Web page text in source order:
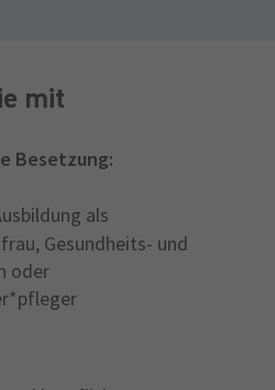
mit
Besetzung:
als
Gesundheits- und
oder